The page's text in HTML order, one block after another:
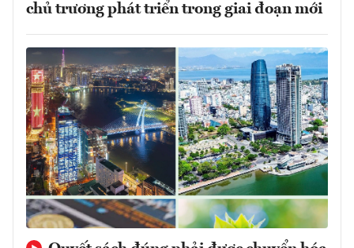
chủ trương phát triển trong giai đoạn mới